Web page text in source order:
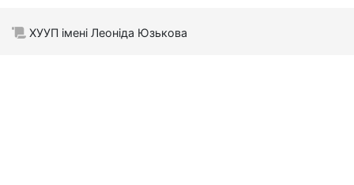
ХУУП імені Леоніда Юзькова